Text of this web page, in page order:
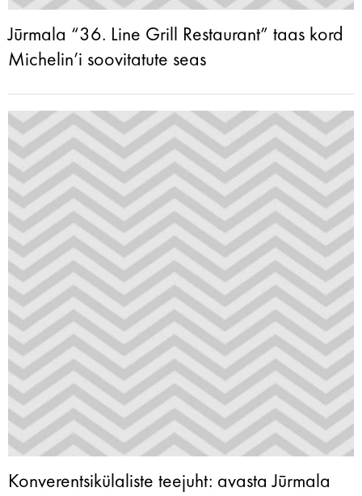
Jūrmala “36. Line Grill Restaurant” taas kord
Michelin’i soovitatute seas
Konverentsikülaliste teejuht: avasta Jūrmala